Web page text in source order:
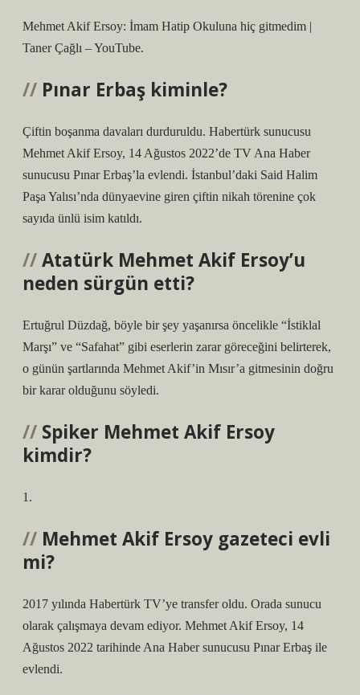
Mehmet Akif Ersoy: İmam Hatip Okuluna hiç gitmedim |
Taner Çağlı – YouTube.
Pınar Erbaş kiminle?
Çiftin boşanma davaları durduruldu. Habertürk sunucusu
Mehmet Akif Ersoy, 14 Ağustos 2022’de TV Ana Haber
sunucusu Pınar Erbaş’la evlendi. İstanbul’daki Said Halim
Paşa Yalısı’nda dünyaevine giren çiftin nikah törenine çok
sayıda ünlü isim katıldı.
Atatürk Mehmet Akif Ersoy’u
neden sürgün etti?
Ertuğrul Düzdağ, böyle bir şey yaşanırsa öncelikle “İstiklal
Marşı” ve “Safahat” gibi eserlerin zarar göreceğini belirterek,
o günün şartlarında Mehmet Akif’in Mısır’a gitmesinin doğru
bir karar olduğunu söyledi.
Spiker Mehmet Akif Ersoy
kimdir?
1.
Mehmet Akif Ersoy gazeteci evli
mi?
2017 yılında Habertürk TV’ye transfer oldu. Orada sunucu
olarak çalışmaya devam ediyor. Mehmet Akif Ersoy, 14
Ağustos 2022 tarihinde Ana Haber sunucusu Pınar Erbaş ile
evlendi.